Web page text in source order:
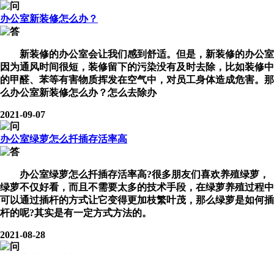
办公室新装修怎么办？
新装修的办公室会让我们感到舒适。但是，新装修的办公室
因为通风时间很短，装修留下的污染没有及时去除，比如装修中
的甲醛、苯等有害物质挥发在空气中，对员工身体造成危害。那
么办公室新装修怎么办？怎么去除办
2021-09-07
办公室绿萝怎么扦插存活率高
办公室绿萝怎么扦插存活率高?很多朋友们喜欢养殖绿萝，
绿萝不仅好看，而且不需要太多的技术手段，在绿萝养殖过程中
可以通过插杆的方式让它变得更加枝繁叶茂，那么绿萝是如何插
杆的呢?其实是有一定方式方法的。
2021-08-28